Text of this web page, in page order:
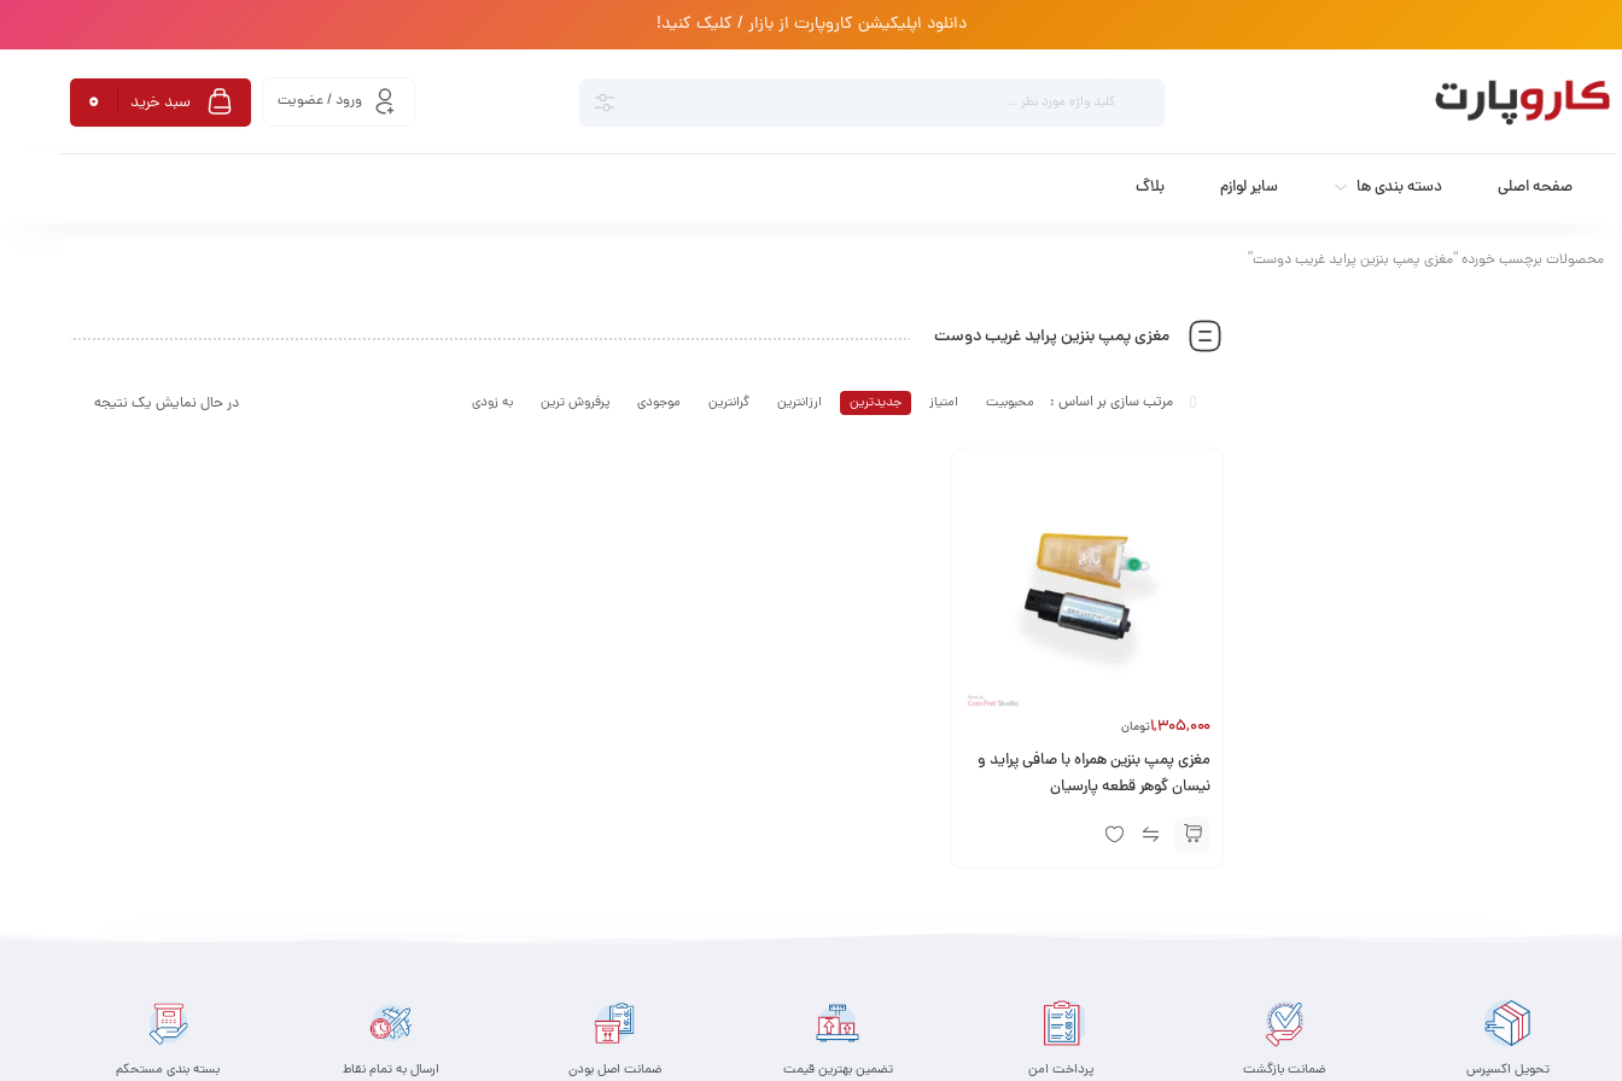
دانلود اپلیکیشن کاروپارت از بازار / کلیک کنید!
ورود / عضویت سبد خرید 0
صفحه اصلی دسته بندی ها سایر لوازم بلاگ
محصولات برچسب خورده “مغزی پمپ بنزین پراید غریب دوست”
مغزی پمپ بنزین پراید غریب دوست
در حال نمایش یک نتیجه محبوبیت امتیاز جدیدترین ارزانترین گرانترین موجودی پرفروش ترین به زودی
1,305,000تومان
مغزی پمپ بنزین همراه با صافی پراید و
نیسان گوهر قطعه پارسیان
تحویل اکسپرس ضمانت بازگشت پرداخت امن تضمین بهترین قیمت ضمانت اصل بودن ارسال به تمام نقاط بسته بندی مستحکم